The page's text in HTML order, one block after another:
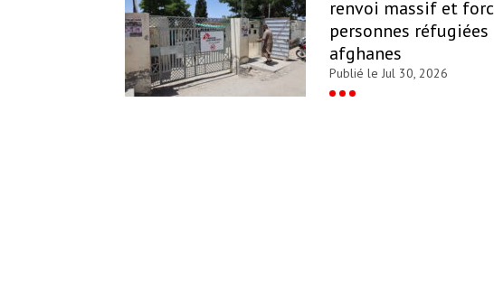
renvoi massif et
personnes réfugiées
afghanes
Publié le Jul 30, 2026